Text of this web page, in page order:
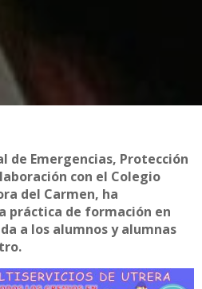
de Emergencias, Protección
con el Colegio
del Carmen, ha
práctica de formación en
a los alumnos y alumnas